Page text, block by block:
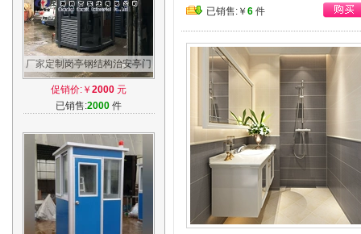
厂家定制岗亭钢结构治安亭门
卫收费亭保安亭订做安装浙江
沪包邮
促销价:￥ 2000 元
已销售:2000 件
已销售:￥ 6 件